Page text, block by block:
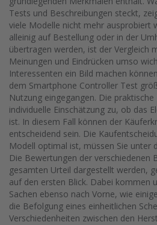
Tests und Beschreibungen steckt,
viele Modelle nicht mehr ausprobiert
alleinig auf Bestellung oder in der
übertragen werden, ist der Vergleich
Meinungen und Eindrücken umso
Interessenten ein Bild machen
dem Smartphone Controller Test
Nutzung eingegangen. Die
individuelle Einschätzung zu, ob das
ist. In diesem Fall können der
entscheidend sein. Die
Modell optimal ist, müssen Sie unter
Die Bewertungen der verschiedenen
gesamten Urteil dargestellt werden,
auf den ersten Blick. Dabei kommen
Sachen ebenso nach Vorne, wie
die Befolgung eines einheitlichen
Verschiedenheiten zwischen den